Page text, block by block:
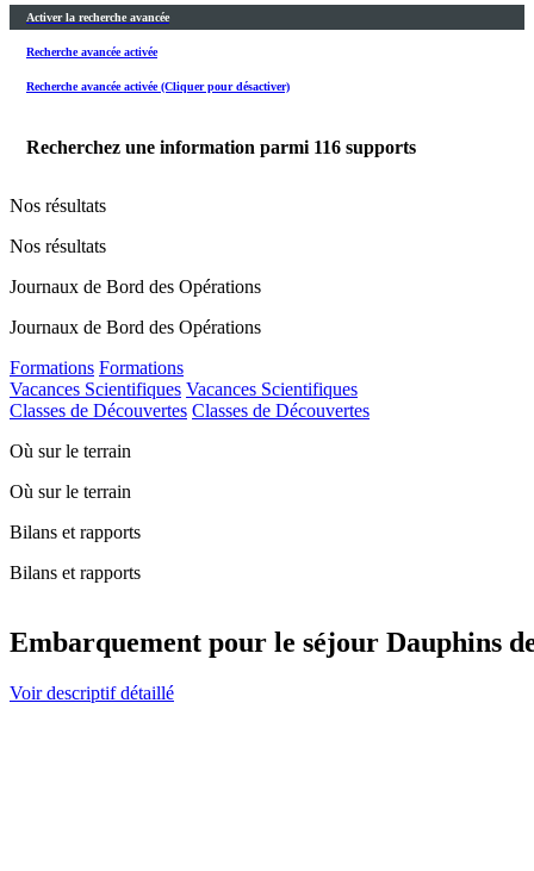
Activer la recherche avancée
Recherche avancée activée
Recherche avancée activée (Cliquer pour désactiver)
Recherchez une information parmi 116 supports
Nos résultats
Nos résultats
Journaux de Bord des Opérations
Journaux de Bord des Opérations
Formations Formations
Vacances Scientifiques Vacances Scientifiques
Classes de Découvertes Classes de Découvertes
Où sur le terrain
Où sur le terrain
Bilans et rapports
Bilans et rapports
Embarquement pour le séjour Dauphins
Voir descriptif détaillé